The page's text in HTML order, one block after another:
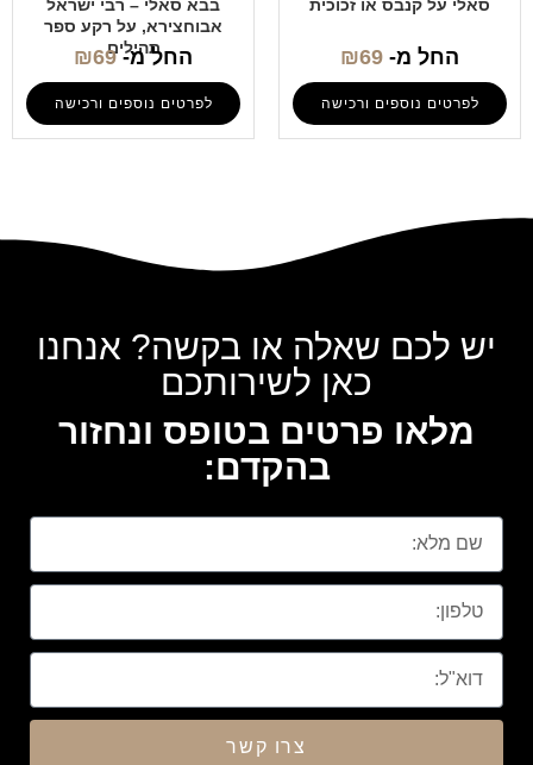
סאלי על קנבס או זכוכית
החל מ- ₪69
לפרטים נוספים ורכישה
בבא סאלי – רבי ישראל
אבוחצירא, על רקע ספר
תהילים
החל מ- ₪69
לפרטים נוספים ורכישה
יש לכם שאלה או בקשה? אנחנו
כאן לשירותכם
מלאו פרטים בטופס ונחזור
בהקדם:
צרו קשר